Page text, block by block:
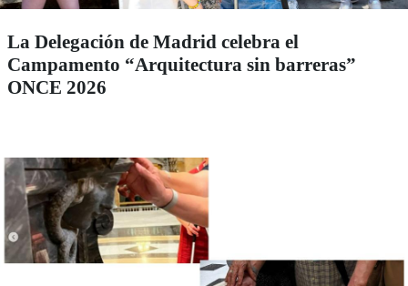
La Delegación de Madrid celebra el
Campamento “Arquitectura sin barreras”
ONCE 2026